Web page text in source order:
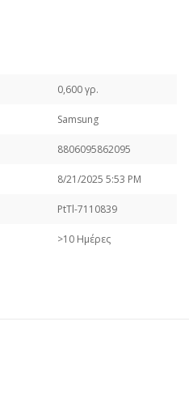
0,600 γρ.
Samsung
8806095862095
8/21/2025 5:53 PM
PtTl-7110839
>10 Ημέρες